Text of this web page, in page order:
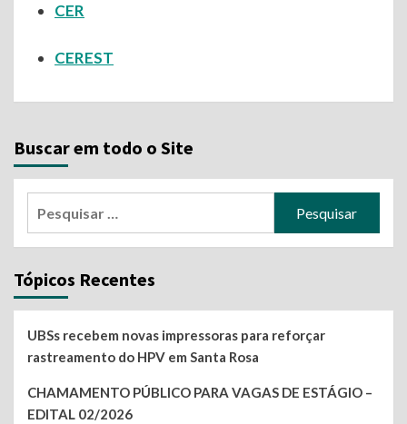
CER
CEREST
Buscar em todo o Site
Tópicos Recentes
UBSs recebem novas impressoras para reforçar
rastreamento do HPV em Santa Rosa
CHAMAMENTO PÚBLICO PARA VAGAS DE ESTÁGIO –
EDITAL 02/2026